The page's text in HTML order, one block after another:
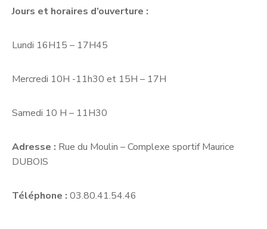
Jours et horaires d’ouverture :
Lundi 16H15 – 17H45
Mercredi 10H -11h30 et 15H – 17H
Samedi 10 H – 11H30
Adresse : Rue du Moulin – Complexe sportif Maurice
DUBOIS
Téléphone : 03.80.41.54.46